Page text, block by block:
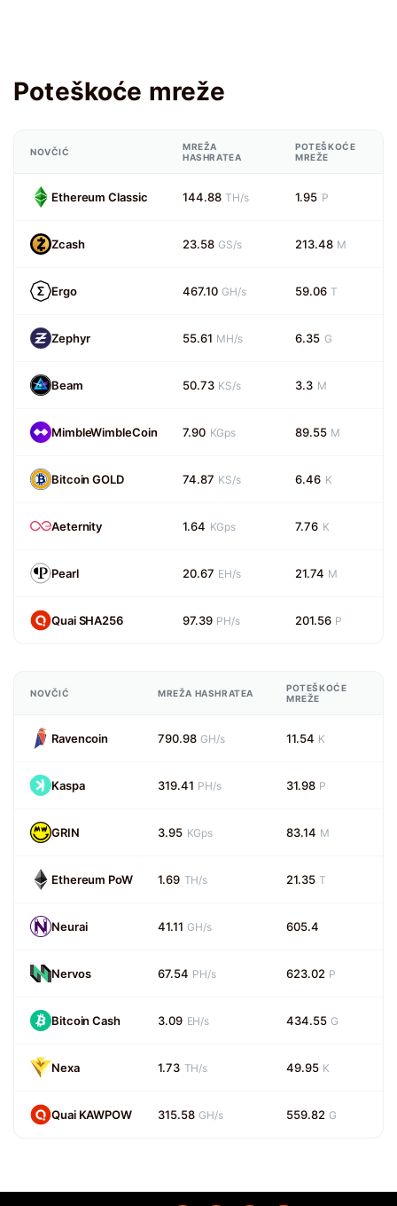
Poteškoće mreže
NOVČIĆ
MREŽA
HASHRATEA
POTEŠKOĆE
MREŽE
Ethereum Classic 144.88 TH/s 1.95 P
Zcash 23.58 GS/s 213.48 M
Ergo 467.10 GH/s 59.06 T
Zephyr 55.61 MH/s 6.35 G
Beam 50.73 KS/s 3.3 M
MimbleWimbleCoin 7.90 KGps 89.55 M
Bitcoin GOLD 74.87 KS/s 6.46 K
Aeternity 1.64 KGps 7.76 K
Pearl 20.67 EH/s 21.74 M
Quai SHA256 97.39 PH/s 201.56 P
NOVČIĆ MREŽA HASHRATEA
POTEŠKOĆE
MREŽE
Ravencoin 790.98 GH/s 11.54 K
Kaspa 319.41 PH/s 31.98 P
GRIN 3.95 KGps 83.14 M
Ethereum PoW 1.69 TH/s 21.35 T
Neurai 41.11 GH/s 605.4
Nervos 67.54 PH/s 623.02 P
Bitcoin Cash 3.09 EH/s 434.55 G
Nexa 1.73 TH/s 49.95 K
Quai KAWPOW 315.58 GH/s 559.82 G